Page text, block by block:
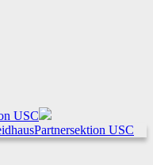
USC
Partnersektion USC